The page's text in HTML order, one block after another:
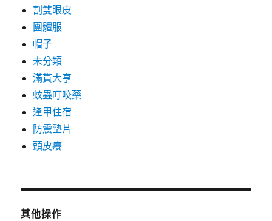
割雙眼皮
團體服
帽子
未分類
滿貫大亨
蚊蟲叮咬藥
逢甲住宿
防震墊片
頭皮癢
其他操作